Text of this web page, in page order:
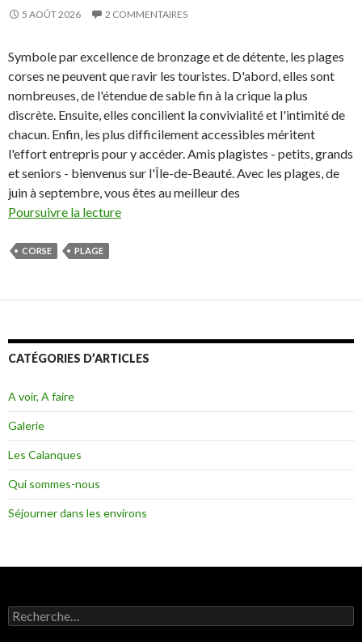
5 AOÛT 2026 2 COMMENTAIRES
Symbole par excellence de bronzage et de détente, les plages
corses ne peuvent que ravir les touristes. D'abord, elles sont
nombreuses, de l'étendue de sable fin à la crique la plus
discrète. Ensuite, elles concilient la convivialité et l'intimité de
chacun. Enfin, les plus difficilement accessibles méritent
l'effort entrepris pour y accéder. Amis plagistes - petits, grands
et seniors - bienvenus sur l'Île-de-Beauté. Avec les plages, de
juin à septembre, vous êtes au meilleur des
Poursuivre la lecture
CORSE PLAGE
CATÉGORIES D’ARTICLES
A voir, A faire
Galerie
Les Calanques
Qui sommes-nous
Séjourner dans les environs
R
e